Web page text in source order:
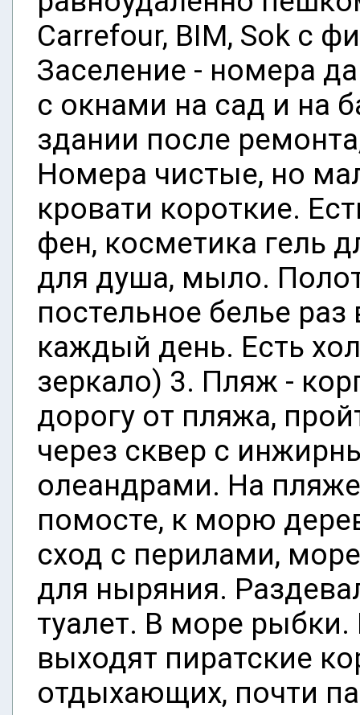
Carrefour, BIM, Sok с
Заселение - номера
с окнами на сад и на
здании после
Номера чистые, но
кровати короткие.
фен, косметика гель
для душа, мыло.
постельное белье
каждый день. Есть
зеркало) 3. Пляж -
дорогу от пляжа,
через сквер с
олеандрами. На
помосте, к морю
сход с перилами,
для ныряния.
туалет. В море
выходят пиратские
отдыхающих, почти